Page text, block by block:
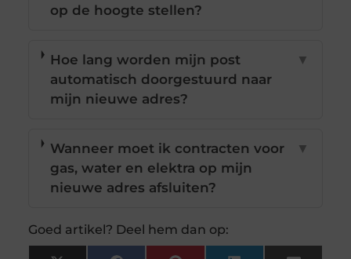
op de hoogte stellen?
Hoe lang worden mijn post
automatisch doorgestuurd naar
mijn nieuwe adres?
▼
Wanneer moet ik contracten voor
gas, water en elektra op mijn
nieuwe adres afsluiten?
▼
Goed artikel? Deel hem dan op: